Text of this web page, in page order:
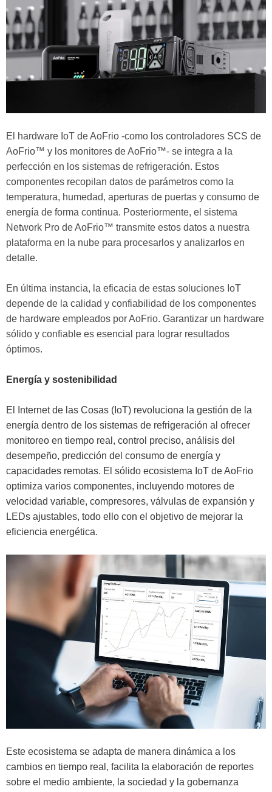
El hardware IoT de AoFrio -como los controladores SCS de
AoFrio™ y los monitores de AoFrio™- se integra a la
perfección en los sistemas de refrigeración. Estos
componentes recopilan datos de parámetros como la
temperatura, humedad, aperturas de puertas y consumo de
energía de forma continua. Posteriormente, el sistema
Network Pro de AoFrio™ transmite estos datos a nuestra
plataforma en la nube para procesarlos y analizarlos en
detalle.
En última instancia, la eficacia de estas soluciones IoT
depende de la calidad y confiabilidad de los componentes
de hardware empleados por AoFrio. Garantizar un hardware
sólido y confiable es esencial para lograr resultados
óptimos.
Energía y sostenibilidad
El Internet de las Cosas (IoT) revoluciona la gestión de la
energía dentro de los sistemas de refrigeración al ofrecer
monitoreo en tiempo real, control preciso, análisis del
desempeño, predicción del consumo de energía y
capacidades remotas. El sólido ecosistema IoT de AoFrio
optimiza varios componentes, incluyendo motores de
velocidad variable, compresores, válvulas de expansión y
LEDs ajustables, todo ello con el objetivo de mejorar la
eficiencia energética.
Este ecosistema se adapta de manera dinámica a los
cambios en tiempo real, facilita la elaboración de reportes
sobre el medio ambiente, la sociedad y la gobernanza